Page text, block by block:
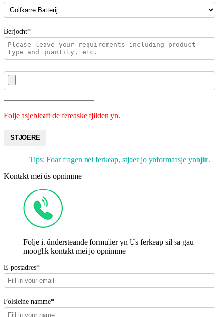
Berjocht*
Folje asjebleaft de fereaske fjilden yn.
STJOERE
Tips: Foar fragen nei ferkeap, stjoer jo ynformaasje ynhjir.
Kontakt mei ús opnimme
Folje it ûndersteande formulier yn Us ferkeap sil sa gau
mooglik kontakt mei jo opnimme
E-postadres*
Folsleine namme*